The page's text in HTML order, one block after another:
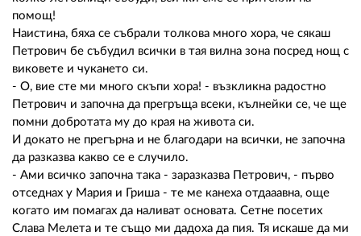
помощ!
Наистина, бяха се събрали толкова много хора, че сякаш
Петрович бе събудил всички в тая вилна зона посред нощ с
виковете и чукането си.
- О, вие сте ми много скъпи хора! - възкликна радостно
Петрович и започна да прегръща всеки, кълнейки се, че ще
помни добротата му до края на живота си.
И докато не прегърна и не благодари на всички, не започна
да разказва какво се е случило.
- Ами всичко започна така - заразказва Петрович, - първо
отседнах у Мария и Гриша - те ме канеха отдааавна, още
когато им помагах да наливат основата. Сетне посетих
Слава Мелета и те също ми дадоха да пия. Тя искаше да ми